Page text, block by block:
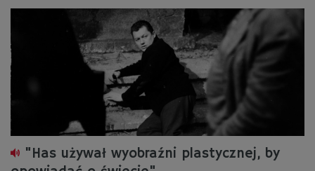
"Has używał wyobraźni plastycznej, by